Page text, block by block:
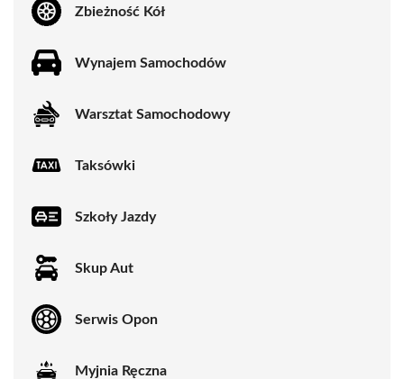
Zbieżność Kół
Wynajem Samochodów
Warsztat Samochodowy
Taksówki
Szkoły Jazdy
Skup Aut
Serwis Opon
Myjnia Ręczna